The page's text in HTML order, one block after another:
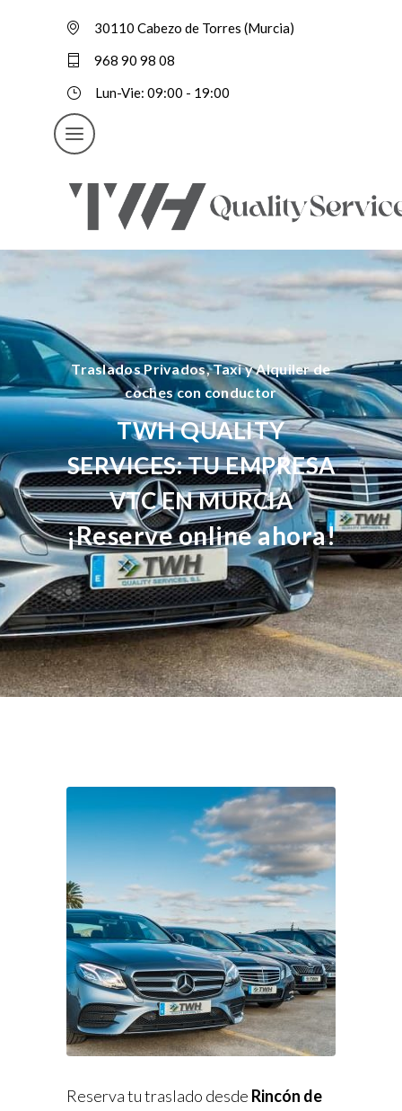
30110 Cabezo de Torres (Murcia)
968 90 98 08
Lun-Vie: 09:00 - 19:00
Traslados Privados, Taxi y Alquiler de
coches con conductor
TWH QUALITY
SERVICES: TU EMPRESA
VTC EN MURCIA
¡Reserve online ahora!
Reserva tu traslado desde Rincón de